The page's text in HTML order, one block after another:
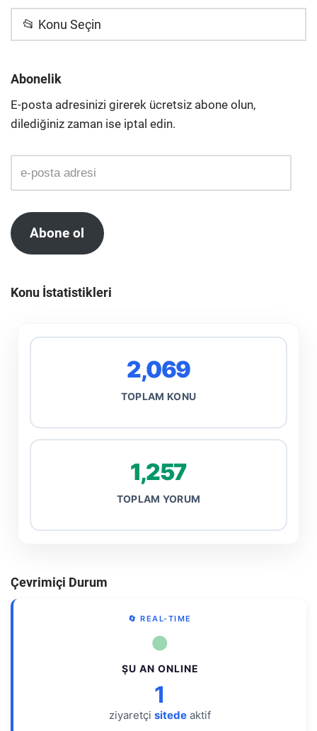
📂 Konu Seçin
Abonelik
E-posta adresinizi girerek ücretsiz abone olun,
dilediğiniz zaman ise iptal edin.
Abone ol
Konu İstatistikleri
2,069
TOPLAM KONU
1,257
TOPLAM YORUM
Çevrimiçi Durum
🔄 REAL-TIME
●
ŞU AN ONLINE
1
ziyaretçi sitede aktif